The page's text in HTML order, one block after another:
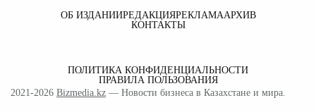
ОБ ИЗДАНИИРЕДАКЦИЯРЕКЛАМААРХИВ
КОНТАКТЫ
ПОЛИТИКА КОНФИДЕНЦИАЛЬНОСТИ
ПРАВИЛА ПОЛЬЗОВАНИЯ
2021-2026 Bizmedia.kz — Новости бизнеса в Казахстане и мира.